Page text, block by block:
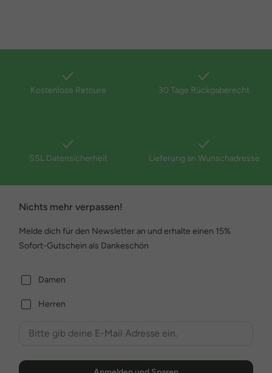
Kostenlose Retoure 30 Tage Rückgaberecht
SSL Datensicherheit Lieferung an Wunschadresse
Nichts mehr verpassen!
Melde dich für den Newsletter an und erhalte einen 15%
Sofort-Gutschein als Dankeschön
Damen
Herren